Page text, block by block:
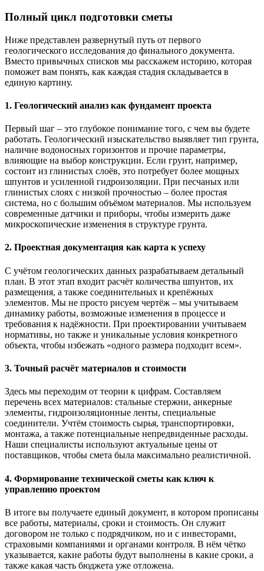
Полный цикл подготовки сметы
Ниже представлен развернутый путь от первого
геологического исследования до финального документа.
Вместо привычных списков мы расскажем историю, которая
поможет вам понять, как каждая стадия складывается в
единую картину.
1. Геологический анализ как фундамент проекта
Первый шаг – это глубокое понимание того, с чем вы будете
работать. Геологический изыскательство выявляет тип грунта,
наличие водоносных горизонтов и прочие параметры,
влияющие на выбор конструкции. Если грунт, например,
состоит из глинистых слоёв, это потребует более мощных
шпунтов и усиленной гидроизоляции. При песчаных или
глинистых слоях с низкой прочностью – более простая
система, но с большим объёмом материалов. Мы используем
современные датчики и приборы, чтобы измерить даже
микроскопические изменения в структуре грунта.
2. Проектная документация как карта к успеху
С учётом геологических данных разрабатываем детальный
план. В этот этап входит расчёт количества шпунтов, их
размещения, а также соединительных и крепёжных
элементов. Мы не просто рисуем чертёж – мы учитываем
динамику работы, возможные изменения в процессе и
требования к надёжности. При проектировании учитываем
нормативы, но также и уникальные условия конкретного
объекта, чтобы избежать «одного размера подходит всем».
3. Точный расчёт материалов и стоимости
Здесь мы переходим от теории к цифрам. Составляем
перечень всех материалов: стальные стержни, анкерные
элементы, гидроизоляционные ленты, специальные
соединители. Учтём стоимость сырья, транспортировки,
монтажа, а также потенциальные непредвиденные расходы.
Наши специалисты используют актуальные цены от
поставщиков, чтобы смета была максимально реалистичной.
4. Формирование технической сметы как ключ к
управлению проектом
В итоге вы получаете единый документ, в котором прописаны
все работы, материалы, сроки и стоимость. Он служит
договором не только с подрядчиком, но и с инвесторами,
страховыми компаниями и органами контроля. В нём чётко
указывается, какие работы будут выполнены в какие сроки, а
также какая часть бюджета уже отложена.